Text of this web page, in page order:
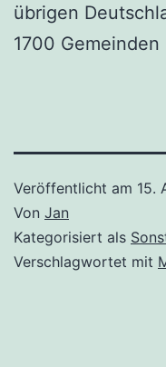
übrigen
1700 Gemeinden
Veröffentlicht am 15.
Von Jan
Kategorisiert als
Verschlagwortet mit